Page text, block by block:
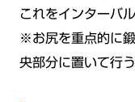
これをインターバ
※お尻を重点的に
央部分に置いて行